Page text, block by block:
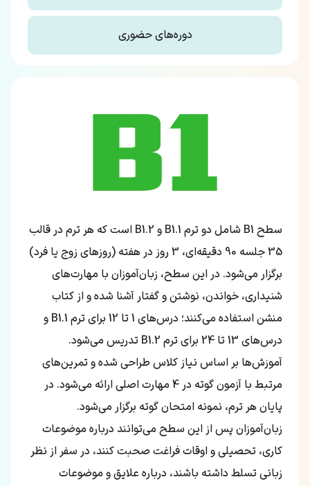
دوره‌های حضوری
سطح B1 شامل دو ترم B1.1 و B1.2 است که هر ترم در قالب
35 جلسه 90 دقیقه‌ای، 3 روز در هفته (روزهای زوج یا فرد)
برگزار می‌شود. در این سطح، زبان‌آموزان با مهارت‌های
شنیداری، خواندن، نوشتن و گفتار آشنا شده و از کتاب
منشن استفاده می‌کنند؛ درس‌های 1 تا 12 برای ترم B1.1 و
درس‌های 13 تا 24 برای ترم B1.2 تدریس می‌شود.
آموزش‌ها بر اساس نیاز کلاس طراحی شده و تمرین‌های
مرتبط با آزمون گوته در 4 مهارت اصلی ارائه می‌شود. در
پایان هر ترم، نمونه امتحان گوته برگزار می‌شود.
زبان‌آموزان پس از این سطح می‌توانند درباره موضوعات
کاری، تحصیلی و اوقات فراغت صحبت کنند، در سفر از نظر
زبانی تسلط داشته باشند، درباره علایق و موضوعات